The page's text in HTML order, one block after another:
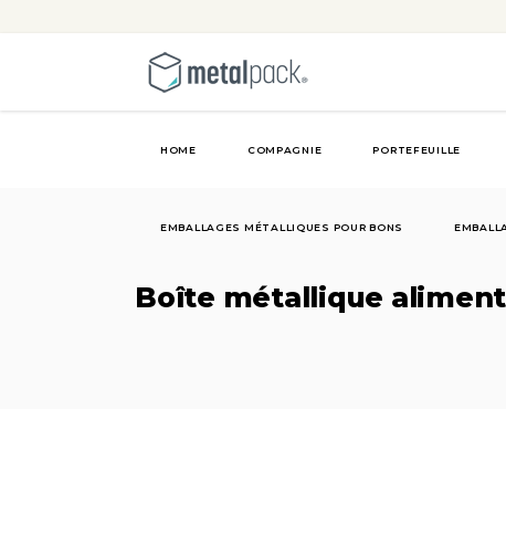
HOME COMPAGNIE PORTEFEUILLE
EMBALLAGES MÉTALLIQUES POUR BONS
Boîte métallique